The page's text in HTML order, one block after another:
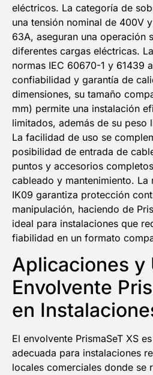
eléctricos. La categoría de
una tensión nominal de 400V
63A, aseguran una operación
diferentes cargas eléctricas.
normas IEC 60670-1 y 61439
confiabilidad y garantía de
dimensiones, su tamaño
mm) permite una instalación
limitados, además de su peso
La facilidad de uso se
posibilidad de entrada de
puntos y accesorios
cableado y mantenimiento. La
IK09 garantiza protección
manipulación, haciendo de
ideal para instalaciones que
fiabilidad en un formato
Aplicaciones y
Envolvente
en
El envolvente PrismaSeT XS
adecuada para instalaciones
locales comerciales donde se